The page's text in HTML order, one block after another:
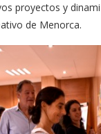
proyectos y
de Menorca.